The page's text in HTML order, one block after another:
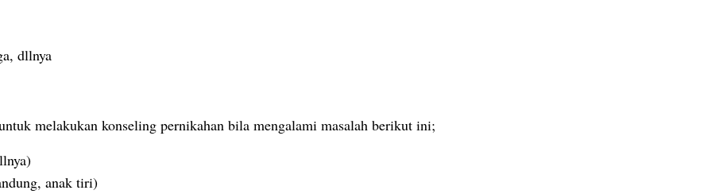
dllnya
melakukan konseling pernikahan bila mengalami masalah berikut ini;
anak tiri)